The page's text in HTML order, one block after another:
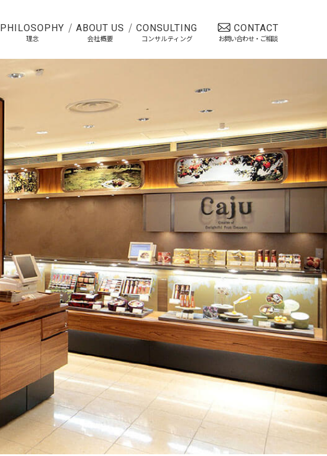
PHILOSOPHY
理念
ABOUT US
会社概要
CONSULTING
コンサルティング
CONTACT
お問い合わせ・ご相談